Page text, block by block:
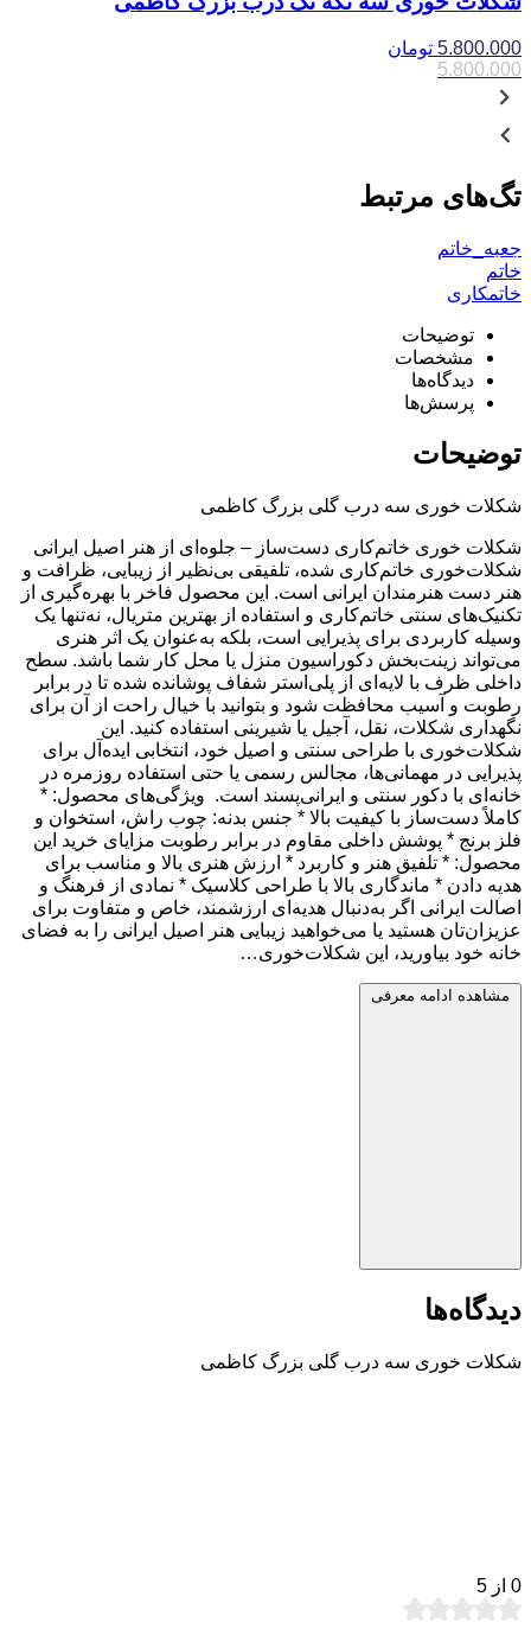
5.800.000 تومان
5.800.000
تگ‌های مرتبط
جعبه_خاتم
خاتم
خاتمکاری
توضیحات
مشخصات
دیدگاه‌ها
پرسش‌ها
توضیحات
شکلات خوری سه درب گلی بزرگ کاظمی
شکلات‌ خوری خاتم‌کاری دست‌ساز – جلوه‌ای از هنر اصیل ایرانی
شکلات‌خوری خاتم‌کاری شده، تلفیقی بی‌نظیر از زیبایی، ظرافت و
هنر دست هنرمندان ایرانی است. این محصول فاخر با بهره‌گیری از
تکنیک‌های سنتی خاتم‌کاری و استفاده از بهترین متریال، نه‌تنها یک
وسیله کاربردی برای پذیرایی است، بلکه به‌عنوان یک اثر هنری
می‌تواند زینت‌بخش دکوراسیون منزل یا محل کار شما باشد. سطح
داخلی ظرف با لایه‌ای از پلی‌استر شفاف پوشانده شده تا در برابر
رطوبت و آسیب محافظت شود و بتوانید با خیال راحت از آن برای
نگهداری شکلات، نقل، آجیل یا شیرینی استفاده کنید. این
شکلات‌خوری با طراحی سنتی و اصیل خود، انتخابی ایده‌آل برای
پذیرایی در مهمانی‌ها، مجالس رسمی یا حتی استفاده روزمره در
خانه‌ای با دکور سنتی و ایرانی‌پسند است. ویژگی‌های محصول: *
کاملاً دست‌ساز با کیفیت بالا * جنس بدنه: چوب راش، استخوان و
فلز برنج * پوشش داخلی مقاوم در برابر رطوبت مزایای خرید این
محصول: * تلفیق هنر و کاربرد * ارزش هنری بالا و مناسب برای
هدیه دادن * ماندگاری بالا با طراحی کلاسیک * نمادی از فرهنگ و
اصالت ایرانی اگر به‌دنبال هدیه‌ای ارزشمند، خاص و متفاوت برای
عزیزان‌تان هستید یا می‌خواهید زیبایی هنر اصیل ایرانی را به فضای
خانه خود بیاورید، این شکلات‌خوری…
مشاهده ادامه معرفی
دیدگاه‌ها
شکلات خوری سه درب گلی بزرگ کاظمی
0 از 5